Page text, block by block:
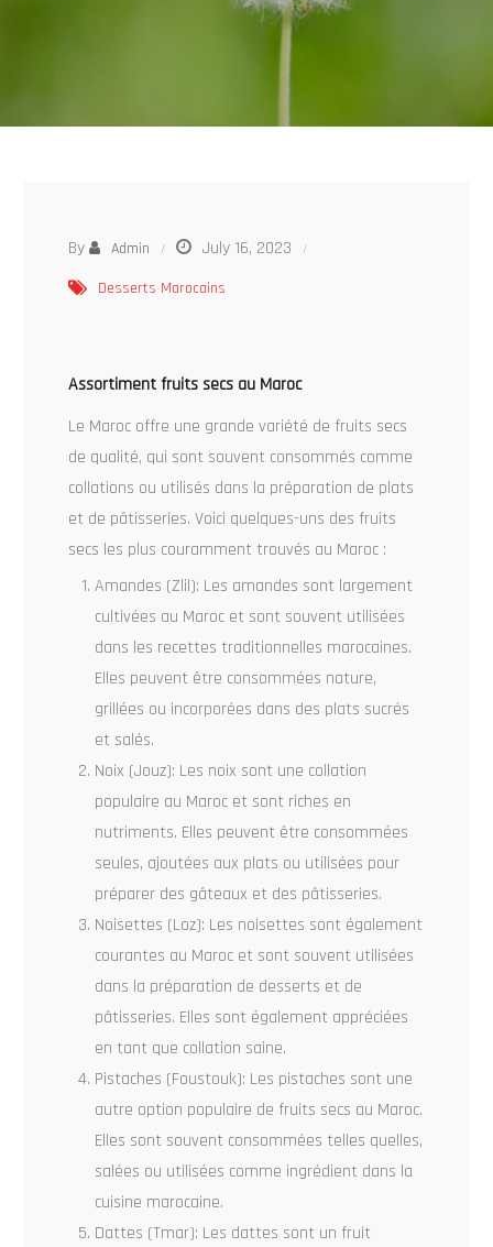
By Admin July 16, 2023
Desserts Marocains
Assortiment fruits secs au Maroc
Le Maroc offre une grande variété de fruits secs
de qualité, qui sont souvent consommés comme
collations ou utilisés dans la préparation de plats
et de pâtisseries. Voici quelques-uns des fruits
secs les plus couramment trouvés au Maroc :
Amandes (Zlil): Les amandes sont largement
cultivées au Maroc et sont souvent utilisées
dans les recettes traditionnelles marocaines.
Elles peuvent être consommées nature,
grillées ou incorporées dans des plats sucrés
et salés.
Noix (Jouz): Les noix sont une collation
populaire au Maroc et sont riches en
nutriments. Elles peuvent être consommées
seules, ajoutées aux plats ou utilisées pour
préparer des gâteaux et des pâtisseries.
Noisettes (Loz): Les noisettes sont également
courantes au Maroc et sont souvent utilisées
dans la préparation de desserts et de
pâtisseries. Elles sont également appréciées
en tant que collation saine.
Pistaches (Foustouk): Les pistaches sont une
autre option populaire de fruits secs au Maroc.
Elles sont souvent consommées telles quelles,
salées ou utilisées comme ingrédient dans la
cuisine marocaine.
Dattes (Tmar): Les dattes sont un fruit